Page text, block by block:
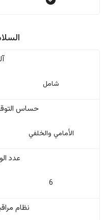
شامل
حساس
الأمامي والخلفي
عدد
6
نظام